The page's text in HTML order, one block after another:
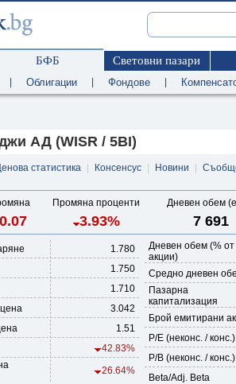
БФБ Световни пазари
Облигации Фондове
АД (WISR / 5BI)
статистика Консенсус Новини
Промяна проценти Дневен обем
0.07 3.93% 7 691
Дневен обем (% от
акции)
Средно дневен
Пазарна
капитализация
Брой емитирани
P/E (неконс. / конс.)
P/B (неконс. / конс.)
Beta/Adj. Beta
1.780
1.750
1.710
3.042
1.51
42.83%
26.64%